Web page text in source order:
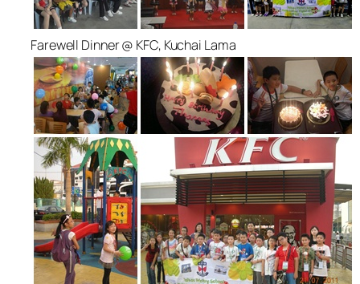
Farewell Dinner @ KFC, Kuchai Lama